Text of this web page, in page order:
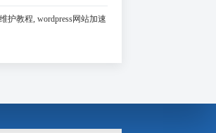
护教程, wordpress网站加速